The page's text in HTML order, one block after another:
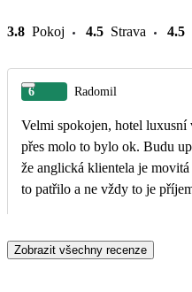
3.8 Pokoj 4.5 Strava 4.5
6 Radomil
Velmi spokojen, hotel luxusní
přes molo to bylo ok. Budu
že anglická klientela je
to patřilo a ne vždy to je
Zobrazit všechny recenze